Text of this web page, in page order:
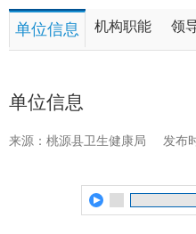
单位信息 机构职能 领
单位信息
来源：桃源县卫生健康局 发布